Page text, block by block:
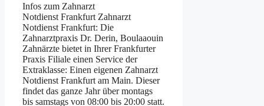
Infos zum Zahnarzt
Notdienst Frankfurt Zahnarzt
Notdienst Frankfurt: Die
Zahnarztpraxis Dr. Derin, Boulaaouin
Zahnärzte bietet in Ihrer Frankfurter
Praxis Filiale einen Service der
Extraklasse: Einen eigenen Zahnarzt
Notdienst Frankfurt am Main. Dieser
findet das ganze Jahr über montags
bis samstags von 08:00 bis 20:00 statt.